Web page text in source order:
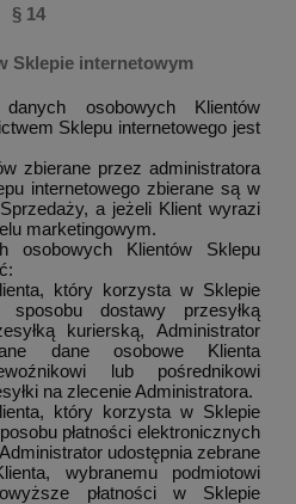
§ 14
Sklepie internetowym
danych osobowych Klientów
Sklepu internetowego jest
zbierane przez administratora
internetowego zbierane są w
a jeżeli Klient wyrazi
marketingowym.
osobowych Klientów Sklepu
który korzysta w Sklepie
sposobu dostawy przesyłką
kurierską, Administrator
dane osobowe Klienta
lub pośrednikowi
na zlecenie Administratora.
który korzysta w Sklepie
płatności elektronicznych
udostępnia zebrane
wybranemu podmiotowi
płatności w Sklepie